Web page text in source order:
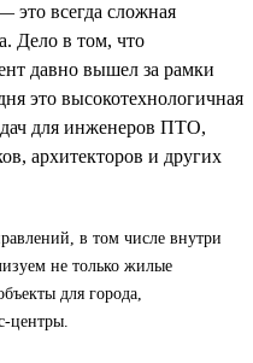
всегда сложная
Дело в том, что
давно вышел за рамки
это высокотехнологичная
для инженеров ПТО,
архитекторов и других
в том числе внутри
не только жилые
для города,
центры.